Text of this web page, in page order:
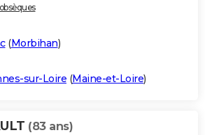
(Morbihan)
sur-Loire (Maine-et-Loire)
(83 ans)